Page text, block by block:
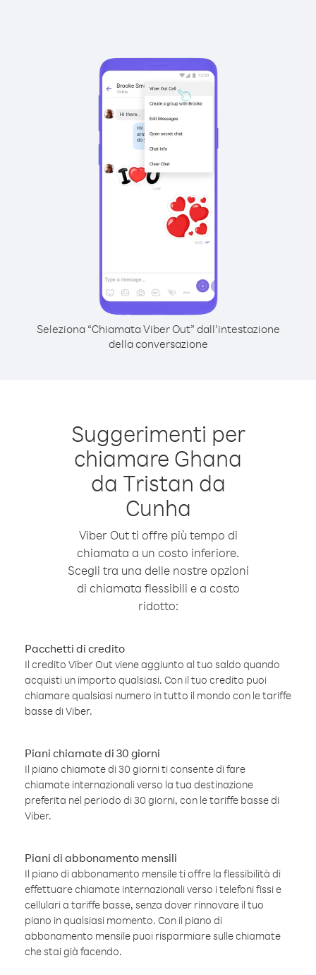
Seleziona “Chiamata Viber Out” dall’intestazione
della conversazione
Suggerimenti per
chiamare Ghana
da Tristan da
Cunha
Viber Out ti offre più tempo di
chiamata a un costo inferiore.
Scegli tra una delle nostre opzioni
di chiamata flessibili e a costo
ridotto:
Pacchetti di credito
Il credito Viber Out viene aggiunto al tuo saldo quando
acquisti un importo qualsiasi. Con il tuo credito puoi
chiamare qualsiasi numero in tutto il mondo con le tariffe
basse di Viber.
Piani chiamate di 30 giorni
Il piano chiamate di 30 giorni ti consente di fare
chiamate internazionali verso la tua destinazione
preferita nel periodo di 30 giorni, con le tariffe basse di
Viber.
Piani di abbonamento mensili
Il piano di abbonamento mensile ti offre la flessibilità di
effettuare chiamate internazionali verso i telefoni fissi e
cellulari a tariffe basse, senza dover rinnovare il tuo
piano in qualsiasi momento. Con il piano di
abbonamento mensile puoi risparmiare sulle chiamate
che stai già facendo.